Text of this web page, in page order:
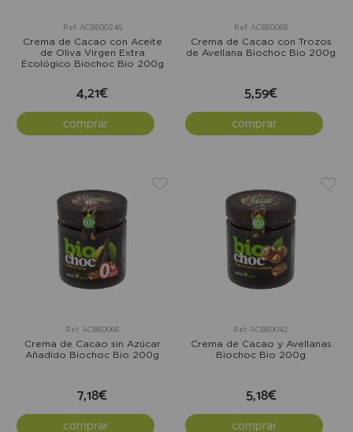
Ref: ACBE00246
Crema de Cacao con Aceite
de Oliva Virgen Extra
Ecológico Biochoc Bio 200g
4,21€
comprar
Ref: ACBE0068
Crema de Cacao con Trozos
de Avellana Biochoc Bio 200g
5,59€
comprar
Ref: ACBE0066
Crema de Cacao sin Azúcar
Añadido Biochoc Bio 200g
7,18€
comprar
Ref: ACBE0042
Crema de Cacao y Avellanas
Biochoc Bio 200g
5,18€
comprar